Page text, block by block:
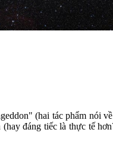
(hai tác phẩm nói về
đáng tiếc là thực tế